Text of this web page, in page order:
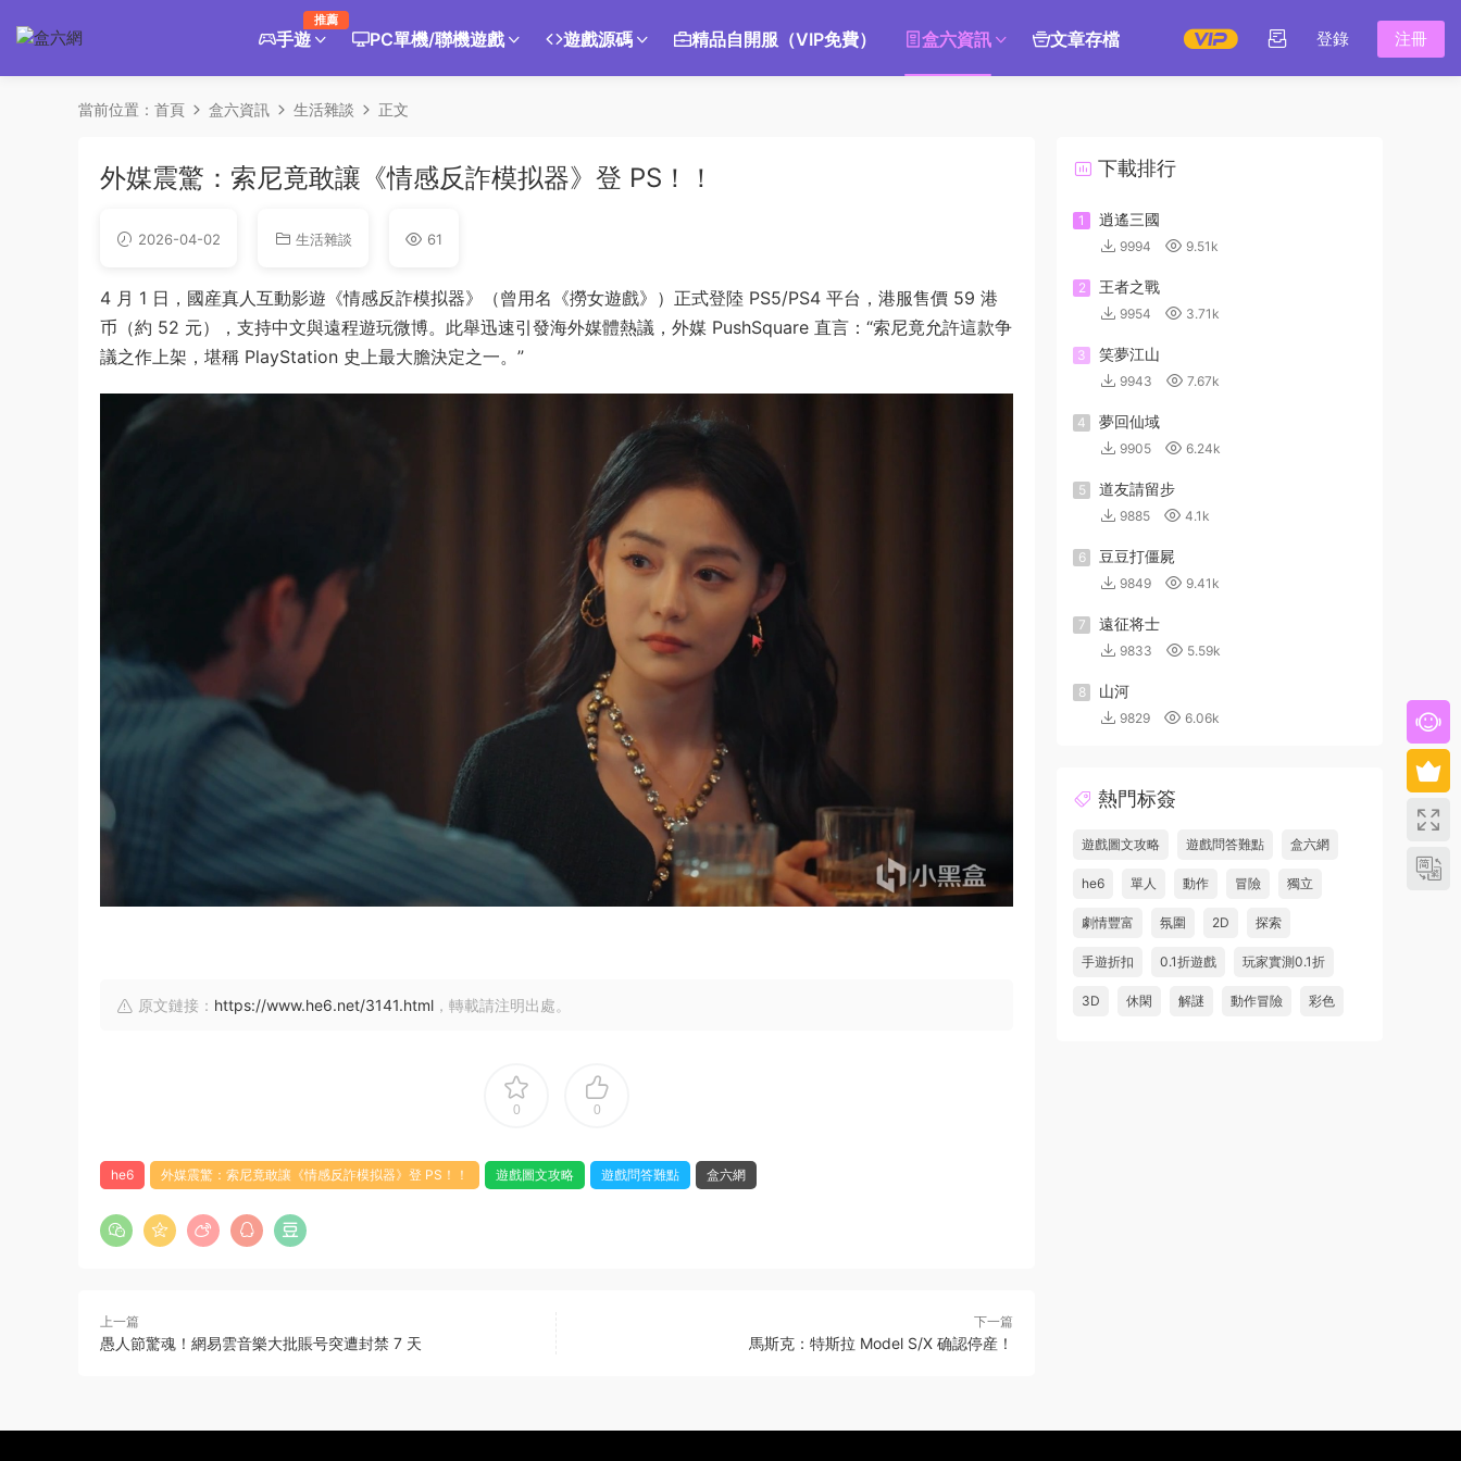
手遊
推薦
PC單機/聯機遊戲 遊戲源碼 精品自開服（VIP免費） 盒六資訊 文章存檔 登錄 注冊
當前位置： 首頁 盒六資訊 生活雜談 正文
外媒震驚：索尼竟敢讓《情感反詐模拟器》登 PS！！
2026-04-02 生活雜談 61
4 月 1 日，國産真人互動影遊《情感反詐模拟器》（曾用名《撈女遊戲》）正式登陸 PS5/PS4 平台，港服售價 59 港
币（約 52 元），支持中文與遠程遊玩微博。此舉迅速引發海外媒體熱議，外媒 PushSquare 直言：“索尼竟允許這款争
議之作上架，堪稱 PlayStation 史上最大膽決定之一。”
原文鏈接： https://www.he6.net/3141.html ，轉載請注明出處。
0 0
he6 外媒震驚：索尼竟敢讓《情感反詐模拟器》登 PS！！ 遊戲圖文攻略 遊戲問答難點 盒六網
上一篇
愚人節驚魂！網易雲音樂大批賬号突遭封禁 7 天
下一篇
馬斯克：特斯拉 Model S/X 确認停産！
下載排行
1 逍遙三國
9994 9.51k
2 王者之戰
9954 3.71k
3 笑夢江山
9943 7.67k
4 夢回仙域
9905 6.24k
5 道友請留步
9885 4.1k
6 豆豆打僵屍
9849 9.41k
7 遠征将士
9833 5.59k
8 山河
9829 6.06k
熱門标簽
遊戲圖文攻略 遊戲問答難點 盒六網
he6 單人 動作 冒險 獨立
劇情豐富 氛圍 2D 探索
手遊折扣 0.1折遊戲 玩家實測0.1折
3D 休閑 解謎 動作冒險 彩色